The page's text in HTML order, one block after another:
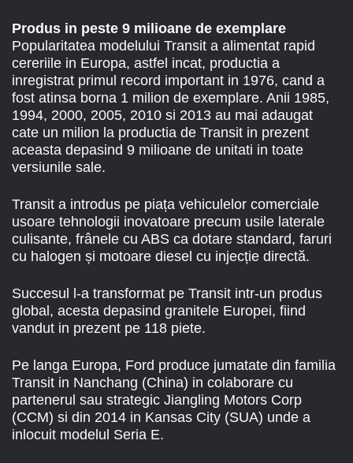
Produs in peste 9 milioane de exemplare
Popularitatea modelului Transit a alimentat rapid
cereriile in Europa, astfel incat, productia a
inregistrat primul record important in 1976, cand a
fost atinsa borna 1 milion de exemplare. Anii 1985,
1994, 2000, 2005, 2010 si 2013 au mai adaugat
cate un milion la productia de Transit in prezent
aceasta depasind 9 milioane de unitati in toate
versiunile sale.
Transit a introdus pe piața vehiculelor comerciale
usoare tehnologii inovatoare precum usile laterale
culisante, frânele cu ABS ca dotare standard, faruri
cu halogen și motoare diesel cu injecție directă.
Succesul l-a transformat pe Transit intr-un produs
global, acesta depasind granitele Europei, fiind
vandut in prezent pe 118 piete.
Pe langa Europa, Ford produce jumatate din familia
Transit in Nanchang (China) in colaborare cu
partenerul sau strategic Jiangling Motors Corp
(CCM) si din 2014 in Kansas City (SUA) unde a
inlocuit modelul Seria E.